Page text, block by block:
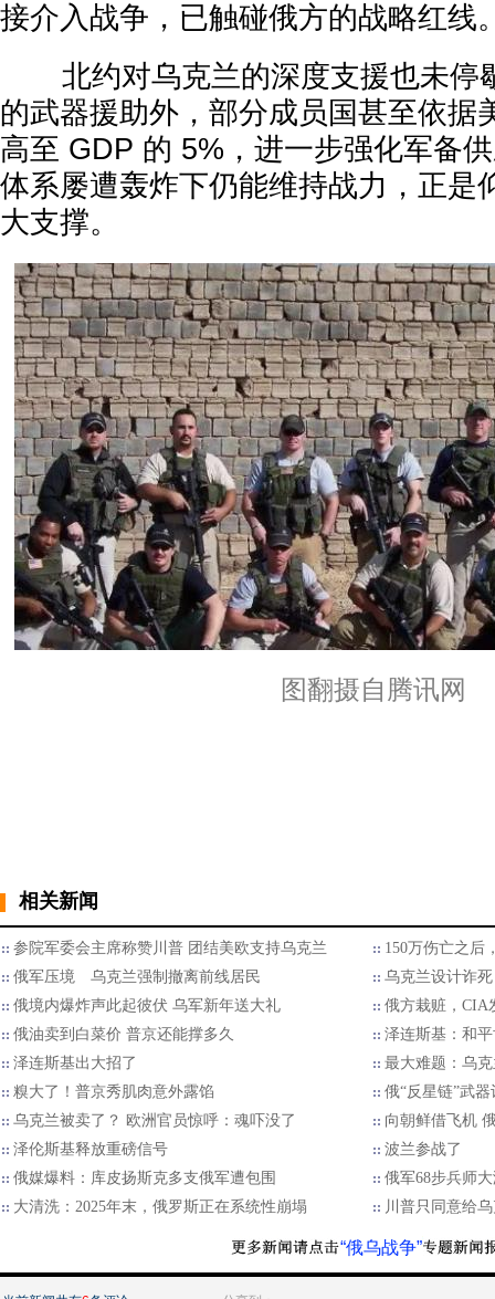
接介入战争，已触碰俄方的战略红线
北约对乌克兰的深度支援也未停
的武器援助外，部分成员国甚至依据
高至 GDP 的 5%，进一步强化军备
体系屡遭轰炸下仍能维持战力，正是
大支撑。
图翻摄自腾讯网
相关新闻
参院军委会主席称赞川普 团结美欧支持乌克兰
150万伤亡之后
俄军压境 乌克兰强制撤离前线居民
乌克兰设计诈
俄境内爆炸声此起彼伏 乌军新年送大礼
俄方栽赃，CIA
俄油卖到白菜价 普京还能撑多久
泽连斯基：和
泽连斯基出大招了
最大难题：乌
糗大了！普京秀肌肉意外露馅
俄“反星链”武
乌克兰被卖了？ 欧洲官员惊呼：魂吓没了
向朝鲜借飞机
泽伦斯基释放重磅信号
波兰参战了
俄媒爆料：库皮扬斯克多支俄军遭包围
俄军68步兵师
大清洗：2025年末，俄罗斯正在系统性崩塌
川普只同意给
“俄乌战争”